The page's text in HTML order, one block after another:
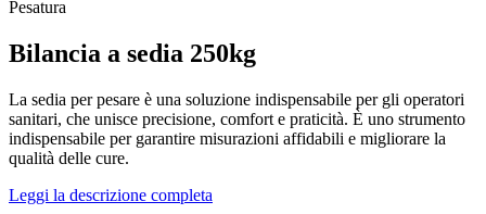
Pesatura
Bilancia a sedia 250kg
La sedia per pesare è una soluzione indispensabile per gli operatori
sanitari, che unisce precisione, comfort e praticità. È uno strumento
indispensabile per garantire misurazioni affidabili e migliorare la
qualità delle cure.
Leggi la descrizione completa